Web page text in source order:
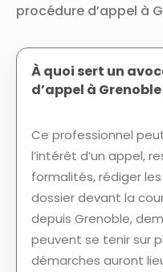
procédure d’appel à
À quoi sert un
d’appel à Grenoble
Ce professionnel
l’intérêt d’un appel,
formalités, rédiger
dossier devant la
depuis Grenoble,
peuvent se tenir sur
démarches auront